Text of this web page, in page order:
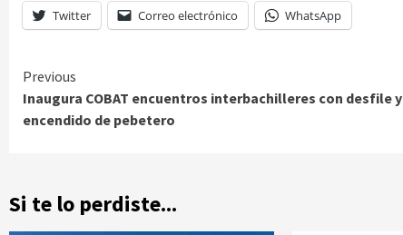
Twitter Correo electrónico WhatsApp
Continue
Reading
Previous
Inaugura COBAT encuentros interbachilleres con desfile y
encendido de pebetero
Si te lo perdiste...